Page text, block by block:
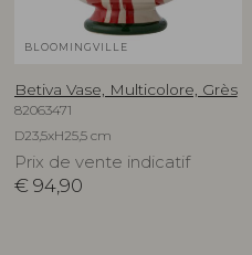
BLOOMINGVILLE
Betiva Vase, Multicolore, Grès
82063471
D23,5xH25,5 cm
Prix de vente indicatif
€ 94,90